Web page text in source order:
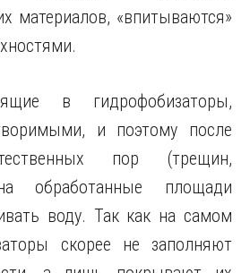
материалов, «впитываются»
в гидрофобизаторы,
и поэтому после
пор (трещин,
обработанные площади
воду. Так как на самом
скорее не заполняют